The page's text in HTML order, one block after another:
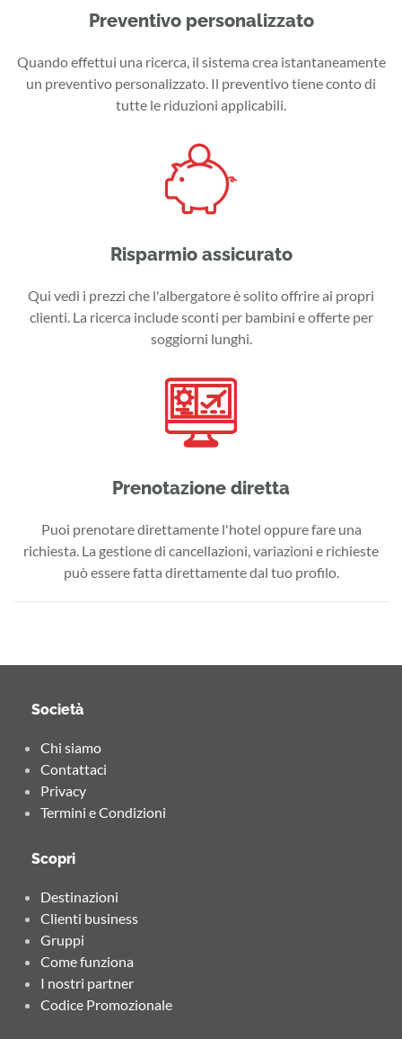
Preventivo personalizzato
Quando effettui una ricerca, il sistema crea istantaneamente
un preventivo personalizzato. Il preventivo tiene conto di
tutte le riduzioni applicabili.
Risparmio assicurato
Qui vedi i prezzi che l'albergatore è solito offrire ai propri
clienti. La ricerca include sconti per bambini e offerte per
soggiorni lunghi.
Prenotazione diretta
Puoi prenotare direttamente l'hotel oppure fare una
richiesta. La gestione di cancellazioni, variazioni e richieste
può essere fatta direttamente dal tuo profilo.
Società
Chi siamo
Contattaci
Privacy
Termini e Condizioni
Scopri
Destinazioni
Clienti business
Gruppi
Come funziona
I nostri partner
Codice Promozionale